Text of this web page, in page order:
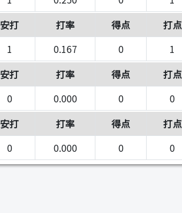
安打 打率 得点 打点
1 0.167 0 1
安打 打率 得点 打点
0 0.000 0 0
安打 打率 得点 打点
0 0.000 0 0